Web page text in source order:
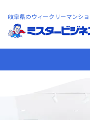
岐阜県のウィークリーマンシ